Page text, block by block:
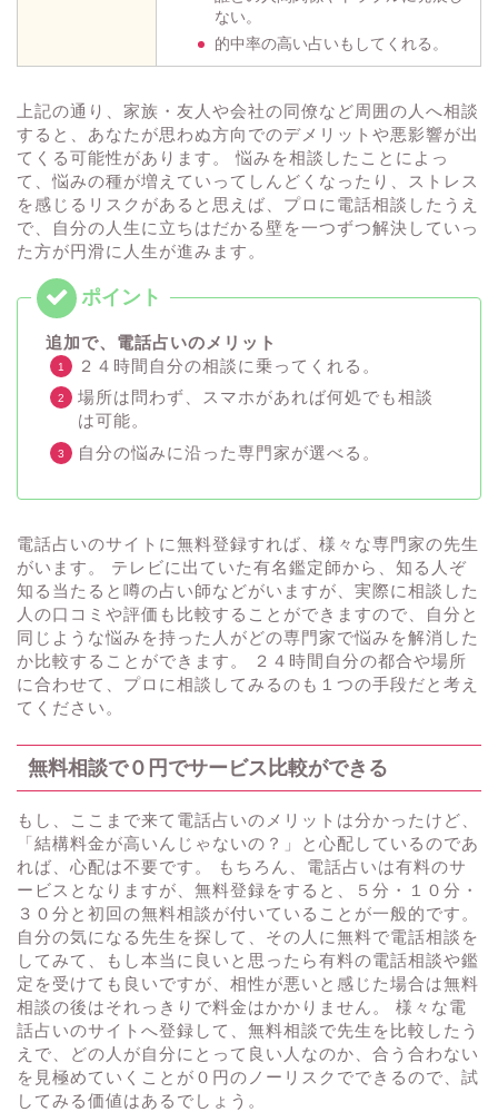
ない。
的中率の高い占いもしてくれる。
上記の通り、家族・友人や会社の同僚など周囲の人へ相談
すると、あなたが思わぬ方向でのデメリットや悪影響が出
てくる可能性があります。 悩みを相談したことによっ
て、悩みの種が増えていってしんどくなったり、ストレス
を感じるリスクがあると思えば、プロに電話相談したうえ
で、自分の人生に立ちはだかる壁を一つずつ解決していっ
た方が円滑に人生が進みます。
追加で、電話占いのメリット
２４時間自分の相談に乗ってくれる。
場所は問わず、スマホがあれば何処でも相談
は可能。
自分の悩みに沿った専門家が選べる。
電話占いのサイトに無料登録すれば、様々な専門家の先生
がいます。 テレビに出ていた有名鑑定師から、知る人ぞ
知る当たると噂の占い師などがいますが、実際に相談した
人の口コミや評価も比較することができますので、自分と
同じような悩みを持った人がどの専門家で悩みを解消した
か比較することができます。 ２４時間自分の都合や場所
に合わせて、プロに相談してみるのも１つの手段だと考え
てください。
無料相談で０円でサービス比較ができる
もし、ここまで来て電話占いのメリットは分かったけど、
「結構料金が高いんじゃないの？」と心配しているのであ
れば、心配は不要です。 もちろん、電話占いは有料のサ
ービスとなりますが、無料登録をすると、５分・１０分・
３０分と初回の無料相談が付いていることが一般的です。
自分の気になる先生を探して、その人に無料で電話相談を
してみて、もし本当に良いと思ったら有料の電話相談や鑑
定を受けても良いですが、相性が悪いと感じた場合は無料
相談の後はそれっきりで料金はかかりません。 様々な電
話占いのサイトへ登録して、無料相談で先生を比較したう
えで、どの人が自分にとって良い人なのか、合う合わない
を見極めていくことが０円のノーリスクでできるので、試
してみる価値はあるでしょう。